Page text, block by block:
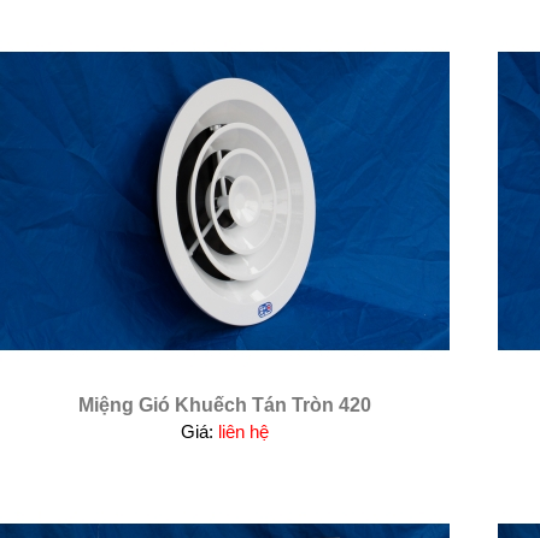
Miệng Gió Khuếch Tán Tròn 420
Giá: liên hệ